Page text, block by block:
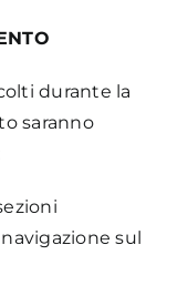
durante la
saranno
sul